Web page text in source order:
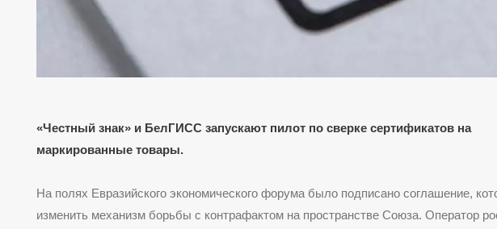
«Честный знак» и БелГИСС запускают пилот по сверке сертификатов на
маркированные товары.
На полях Евразийского экономического форума было подписано соглашение,
изменить механизм борьбы с контрафактом на пространстве Союза. Оператор